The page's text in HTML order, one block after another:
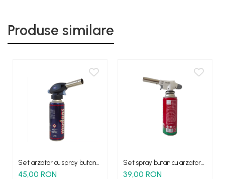
Produse similare
Set arzator cu spray butan
multifunctional
45,00 RON
Set spray butan cu arzator
Flame
39,00 RON